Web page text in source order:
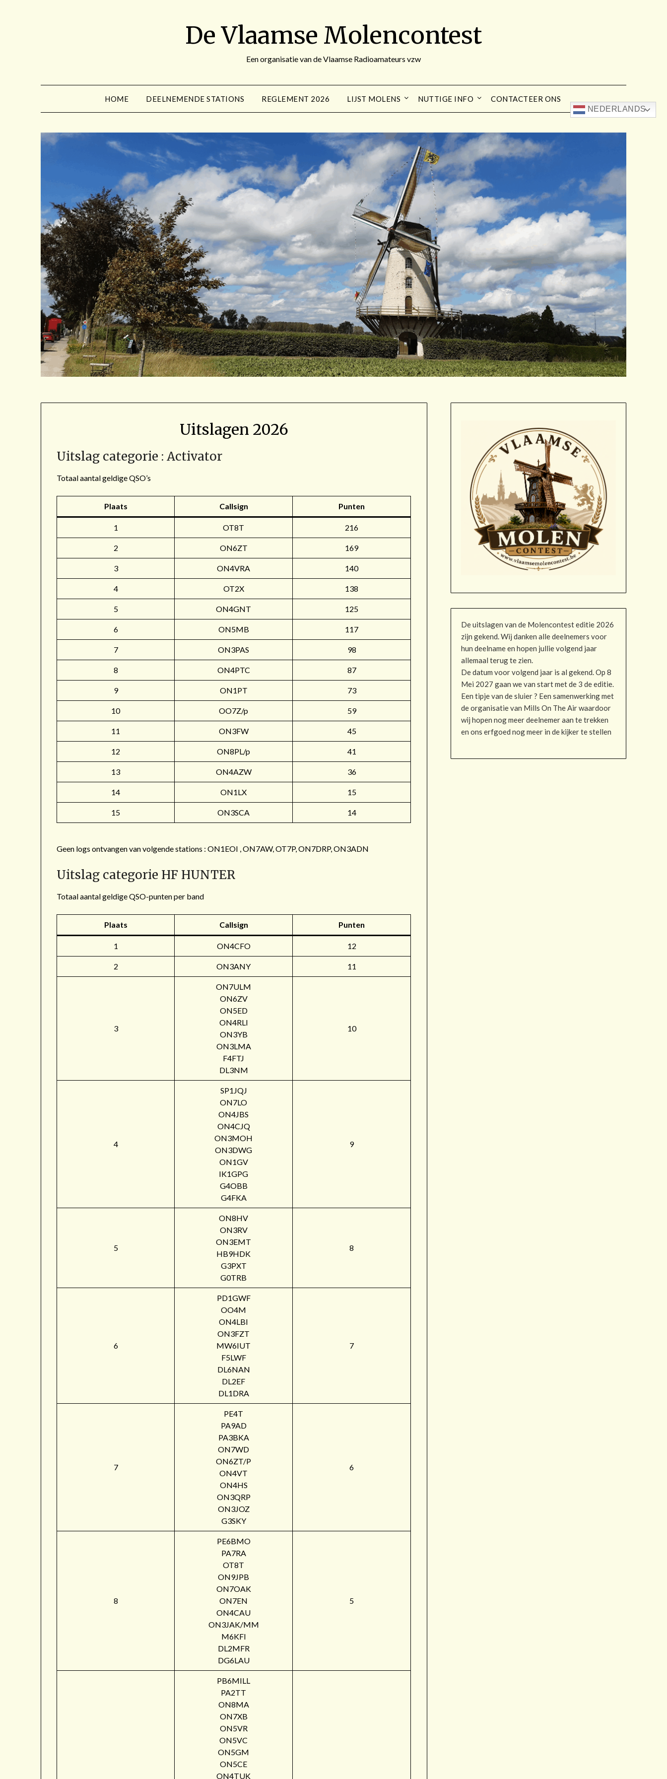
De Vlaamse Molencontest
Een organisatie van de Vlaamse Radioamateurs vzw
HOME DEELNEMENDE STATIONS REGLEMENT 2026 LIJST MOLENS NUTTIGE INFO CONTACTEER ONS
NEDERLANDS
Uitslagen 2026
Uitslag categorie : Activator
Totaal aantal geldige QSO’s
Plaats Callsign Punten
1 OT8T 216
2 ON6ZT 169
3 ON4VRA 140
4 OT2X 138
5 ON4GNT 125
6 ON5MB 117
7 ON3PAS 98
8 ON4PTC 87
9 ON1PT 73
10 OO7Z/p 59
11 ON3FW 45
12 ON8PL/p 41
13 ON4AZW 36
14 ON1LX 15
15 ON3SCA 14
Geen logs ontvangen van volgende stations : ON1EOI , ON7AW, OT7P, ON7DRP, ON3ADN
Uitslag categorie HF HUNTER
Totaal aantal geldige QSO-punten per band
Plaats Callsign Punten
1 ON4CFO 12
2 ON3ANY 11
3
ON7ULM
ON6ZV
ON5ED
ON4RLI
ON3YB
ON3LMA
F4FTJ
DL3NM
10
4
SP1JQJ
ON7LO
ON4JBS
ON4CJQ
ON3MOH
ON3DWG
ON1GV
IK1GPG
G4OBB
G4FKA
9
5
ON8HV
ON3RV
ON3EMT
HB9HDK
G3PXT
G0TRB
8
6
PD1GWF
OO4M
ON4LBI
ON3FZT
MW6IUT
F5LWF
DL6NAN
DL2EF
DL1DRA
7
7
PE4T
PA9AD
PA3BKA
ON7WD
ON6ZT/P
ON4VT
ON4HS
ON3QRP
ON3JOZ
G3SKY
6
8
PE6BMO
PA7RA
OT8T
ON9JPB
ON7OAK
ON7EN
ON4CAU
ON3JAK/MM
M6KFI
DL2MFR
DG6LAU
5
PB6MILL
PA2TT
ON8MA
ON7XB
ON5VR
ON5VC
ON5GM
ON5CE
ON4TUK
De uitslagen van de Molencontest editie 2026
zijn gekend. Wij danken alle deelnemers voor
hun deelname en hopen jullie volgend jaar
allemaal terug te zien.
De datum voor volgend jaar is al gekend. Op 8
Mei 2027 gaan we van start met de 3 de editie.
Een tipje van de sluier ? Een samenwerking met
de organisatie van Mills On The Air waardoor
wij hopen nog meer deelnemer aan te trekken
en ons erfgoed nog meer in de kijker te stellen